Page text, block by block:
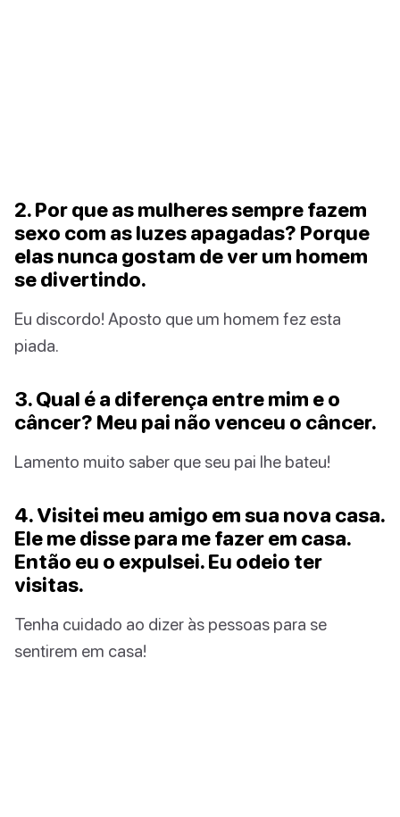
2. Por que as mulheres sempre fazem
sexo com as luzes apagadas? Porque
elas nunca gostam de ver um homem
se divertindo.
Eu discordo! Aposto que um homem fez esta
piada.
3. Qual é a diferença entre mim e o
câncer? Meu pai não venceu o câncer.
Lamento muito saber que seu pai lhe bateu!
4. Visitei meu amigo em sua nova casa.
Ele me disse para me fazer em casa.
Então eu o expulsei. Eu odeio ter
visitas.
Tenha cuidado ao dizer às pessoas para se
sentirem em casa!